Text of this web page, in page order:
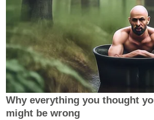
Why everything you thought
might be wrong